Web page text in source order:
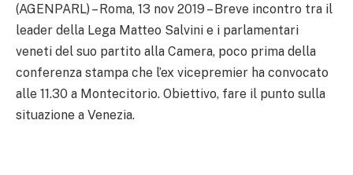
(AGENPARL) – Roma, 13 nov 2019 – Breve incontro tra il
leader della Lega Matteo Salvini e i parlamentari
veneti del suo partito alla Camera, poco prima della
conferenza stampa che l’ex vicepremier ha convocato
alle 11.30 a Montecitorio. Obiettivo, fare il punto sulla
situazione a Venezia.